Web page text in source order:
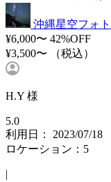
沖縄星空フォ
¥6,000〜 42%OFF
¥3,500〜
（税込）
H.Y 様
5.0
利用日： 2023/07/18
ロケーション：5
|